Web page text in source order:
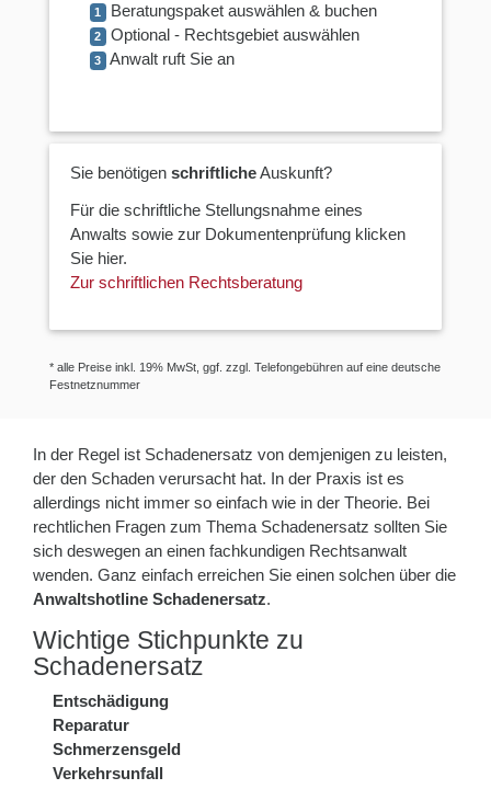
1 Beratungspaket auswählen & buchen
2 Optional - Rechtsgebiet auswählen
3 Anwalt ruft Sie an
Sie benötigen schriftlicheAuskunft?
Für die schriftliche Stellungsnahme eines
Anwalts sowie zur Dokumentenprüfung klicken
Sie hier.
Zur schriftlichen Rechtsberatung
* alle Preise inkl. 19% MwSt, ggf. zzgl. Telefongebühren auf eine deutsche
Festnetznummer
In der Regel ist Schadenersatz von demjenigen zu leisten,
der den Schaden verursacht hat. In der Praxis ist es
allerdings nicht immer so einfach wie in der Theorie. Bei
rechtlichen Fragen zum Thema Schadenersatz sollten Sie
sich deswegen an einen fachkundigen Rechtsanwalt
wenden. Ganz einfach erreichen Sie einen solchen über die
Anwaltshotline Schadenersatz.
Wichtige Stichpunkte zu
Schadenersatz
Entschädigung
Reparatur
Schmerzensgeld
Verkehrsunfall